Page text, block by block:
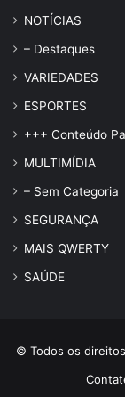
NOTÍCIAS
– Destaques
VARIEDADES
ESPORTES
+++ Conteúdo
MULTIMÍDIA
– Sem Categoria
SEGURANÇA
MAIS QWERTY
SAÚDE
© Todos os